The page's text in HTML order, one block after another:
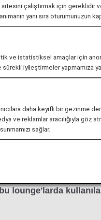
veya eyalete bağlı
Business Class
hazırdır. Bu sayfada,
bir uçuştan,
kriterleri farklılık
lounge'larda
çalıştırmak için gereklidir
yanı sıra oturumunuzun
ve istatistiksel amaçlar için
iyileştirmeler yapmamıza
daha keyifli bir gezinme
ve reklamlar aracılığıyla göz
sağlar.